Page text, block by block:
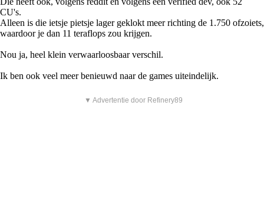
CU's.
Alleen is die ietsje pietsje lager geklokt meer richting de 1.750 ofzoiets,
waardoor je dan 11 teraflops zou krijgen.
Nou ja, heel klein verwaarloosbaar verschil.
Ik ben ook veel meer benieuwd naar de games uiteindelijk.
▼ Advertentie door Refinery89